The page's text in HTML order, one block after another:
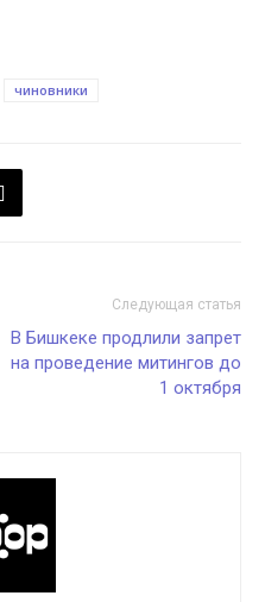
чиновники
Следующая статья
В Бишкеке продлили запрет
на проведение митингов до
1 октября